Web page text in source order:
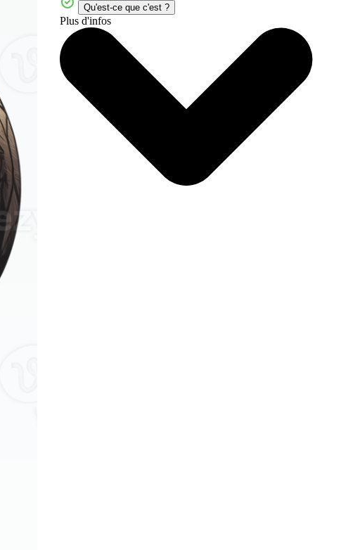
Qu'est-ce que c'est ?
Plus d'infos